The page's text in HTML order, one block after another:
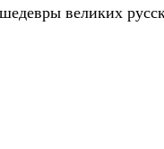
великих